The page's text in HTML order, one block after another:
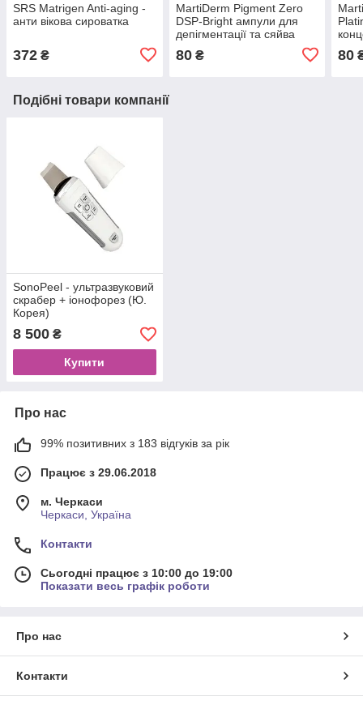
SRS Matrigen Anti-aging -
анти вікова сироватка
372 ₴
MartiDerm Pigment Zero
DSP-Bright ампули для
депігментації та сяйва
80₴ 80
Подібні товари компанії
SonoPeel - ультразвуковий
скрабер + іонофорез (Ю.
Корея)
8 500 ₴
Купити
Про нас
99% позитивних з 183 відгуків за рік
Працює з 29.06.2018
м. Черкаси
Черкаси, Україна
Контакти
Сьогодні працює з 10:00 до 19:00
Показати весь графік роботи
Про нас
Контакти